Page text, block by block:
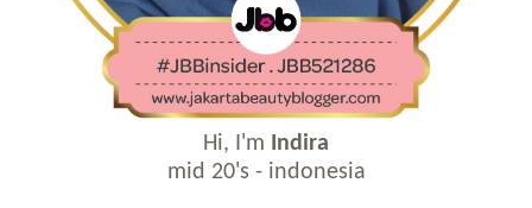
Hi, I'm Indira
mid 20's - indonesia